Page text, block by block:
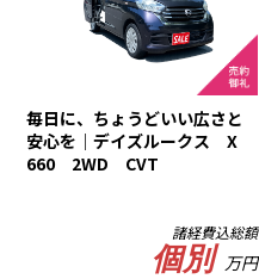
毎日に、ちょうどいい広さと
安心を｜デイズルークス X
660 2WD CVT
諸経費込総額
個別 万円